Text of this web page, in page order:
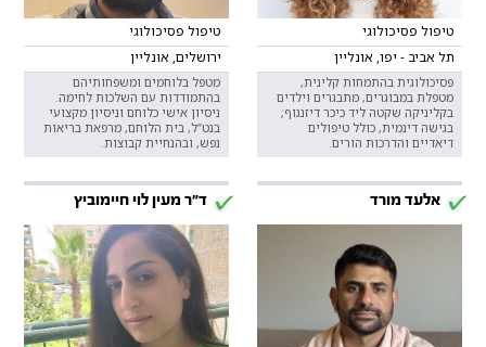
טיפול פסיכולוגי
תל אביב - יפו, אונליין
פסיכולוגית בהתמחות קלינית,
מטפלת במבוגרים, מתבגרים וילדים
בקליניקה שקטה ליד כיכר דיזנגוף;
בגישה דינמית, כולל טיפולים
דיאדיים והדרכות הורים.
טיפול פסיכולוגי
ירושלים, אונליין
מטפל בלוחמים ומשפחותיהם
בהתמודדות עם השלכות לחימה.
ניסיון אישי כלוחם וניסיון מקצועי
בנט”ל, בית הלוחם, מרפאת בריאות
נפש, ובהנחיית קבוצות.
אלעד מורד ד"ר מעין לוי חיימוביץ